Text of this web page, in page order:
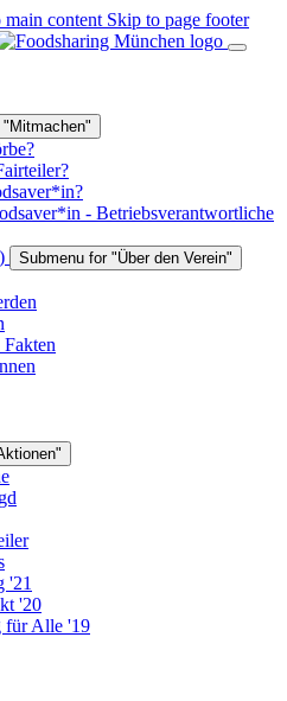
main content Skip to page footer
- Betriebsverantwortliche
Submenu for "Über den Verein"
'21
'20
für Alle '19